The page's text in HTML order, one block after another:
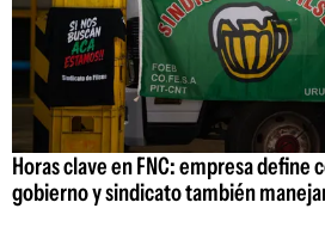
Horas clave en FNC: empresa define
gobierno y sindicato también